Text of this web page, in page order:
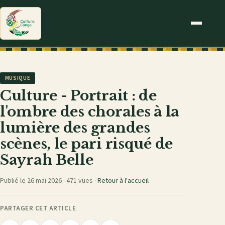
MUSIQUE
Culture - Portrait : de
l'ombre des chorales à la
lumière des grandes
scènes, le pari risqué de
Sayrah Belle
Publié le 26 mai 2026 · 471 vues · Retour à l'accueil
PARTAGER CET ARTICLE